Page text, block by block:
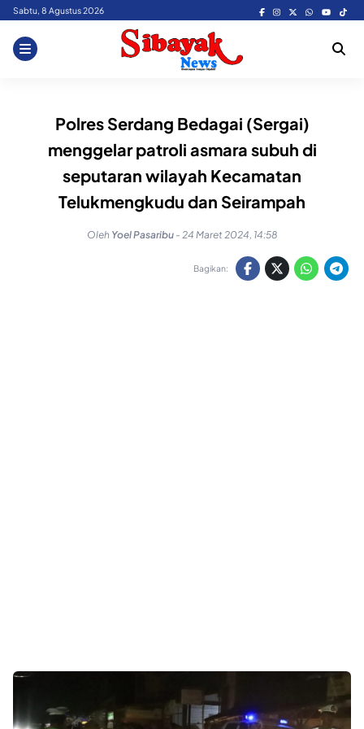
Skip
content
Sabtu, 8 Agustus 2026
Polres Serdang Bedagai (Sergai)
menggelar patroli asmara subuh di
seputaran wilayah Kecamatan
Telukmengkudu dan Seirampah
Oleh Yoel Pasaribu - 24 Maret 2024, 14:58
Bagikan: